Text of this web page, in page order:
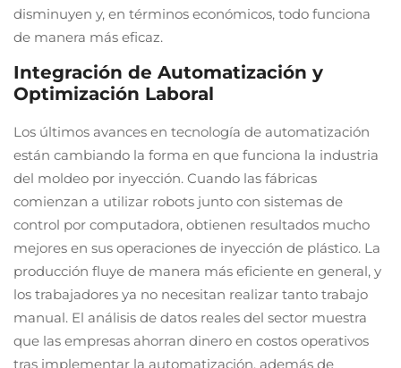
disminuyen y, en términos económicos, todo funciona
de manera más eficaz.
Integración de Automatización y
Optimización Laboral
Los últimos avances en tecnología de automatización
están cambiando la forma en que funciona la industria
del moldeo por inyección. Cuando las fábricas
comienzan a utilizar robots junto con sistemas de
control por computadora, obtienen resultados mucho
mejores en sus operaciones de inyección de plástico. La
producción fluye de manera más eficiente en general, y
los trabajadores ya no necesitan realizar tanto trabajo
manual. El análisis de datos reales del sector muestra
que las empresas ahorran dinero en costos operativos
tras implementar la automatización, además de